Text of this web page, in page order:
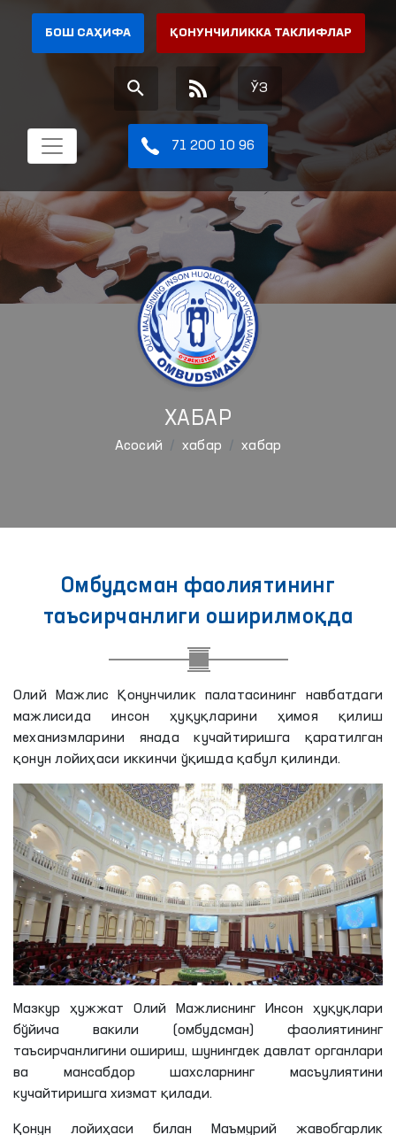
БОШ САҲИФА ҚОНУНЧИЛИККА ТАКЛИФЛАР
ЎЗ
71 200 10 96
ХАБАР
Aсосий хабар хабар
Омбудсман фаолиятининг
таъсирчанлиги оширилмоқда
Олий Мажлис Қонунчилик палатасининг навбатдаги
мажлисида инсон ҳуқуқларини ҳимоя қилиш
механизмларини янада кучайтиришга қаратилган
қонун лойиҳаси иккинчи ўқишда қабул қилинди.
Мазкур ҳужжат Олий Мажлиснинг Инсон ҳуқуқлари
бўйича вакили (омбудсман) фаолиятининг
таъсирчанлигини ошириш, шунингдек давлат органлари
ва мансабдор шахсларнинг масъулиятини
кучайтиришга хизмат қилади.
Қонун лойиҳаси билан Маъмурий жавобгарлик